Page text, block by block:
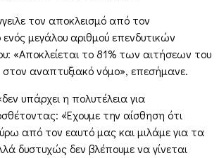
τον αποκλεισμό από τον
μεγάλου αριθμού επενδυτικών
«Αποκλείεται το 81% των αιτήσεων του
στον αναπτυξιακό νόμο», επεσήμανε.
υπάρχει η πολυτέλεια για
«Έχουμε την αίσθηση ότι
από τον εαυτό μας και μιλάμε για τα
δυστυχώς δεν βλέπουμε να γίνεται